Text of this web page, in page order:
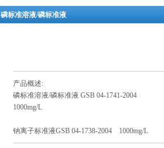
磷标准溶液/磷标准液
产品概述:
磷标准溶液/磷标准液 GSB 04-1741-2004
1000mg/L
钠离子标准液GSB 04-1738-2004 1000mg/L